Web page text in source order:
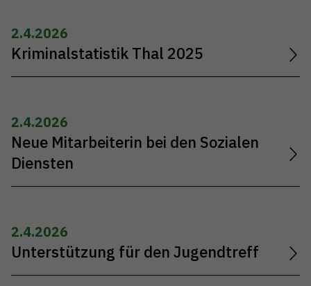
2.4.2026
Kriminalstatistik Thal 2025
2.4.2026
Neue Mitarbeiterin bei den Sozialen
Diensten
2.4.2026
Unterstützung für den Jugendtreff